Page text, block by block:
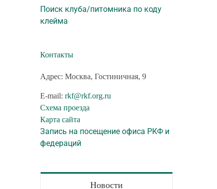
Поиск клуба/питомника по коду
клейма
Контакты
Адрес: Москва, Гостиничная, 9
E-mail: rkf@rkf.org.ru
Схема проезда
Карта сайта
Запись на посещение офиса РКФ и
федераций
Новости